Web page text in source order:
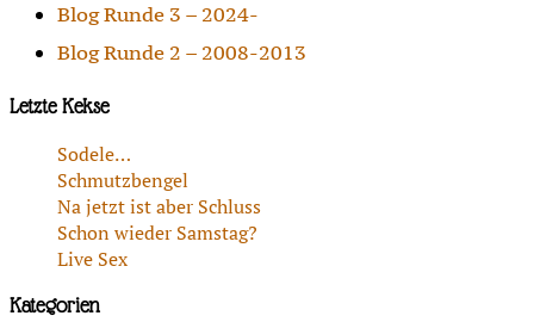
Blog Runde 3 – 2024-
Blog Runde 2 – 2008-2013
Letzte Kekse
Sodele…
Schmutzbengel
Na jetzt ist aber Schluss
Schon wieder Samstag?
Live Sex
Kategorien